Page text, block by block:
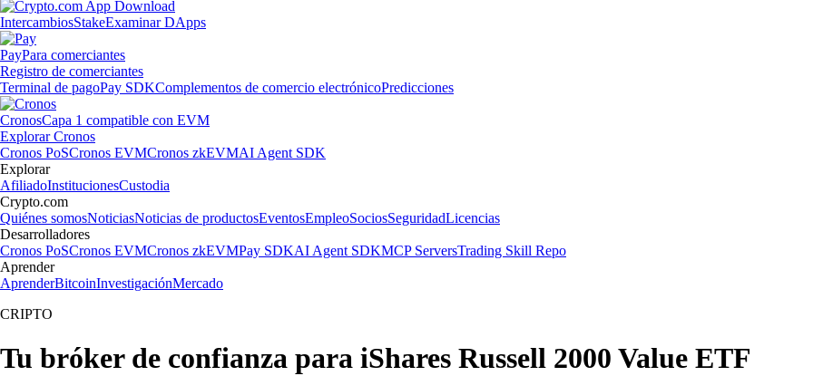
IntercambiosStakeExaminar DApps
PayPara comerciantes
Registro de comerciantes
Terminal de pagoPay SDKComplementos de comercio electrónicoPredicciones
CronosCapa 1 compatible con EVM
Explorar Cronos
Cronos PoSCronos EVMCronos zkEVMAI Agent SDK
Explorar
AfiliadoInstitucionesCustodia
Crypto.com
Quiénes somosNoticiasNoticias de productosEventosEmpleoSociosSeguridadLicencias
Desarrolladores
Cronos PoSCronos EVMCronos zkEVMPay SDKAI Agent SDKMCP ServersTrading Skill Repo
Aprender
AprenderBitcoinInvestigaciónMercado
CRIPTO
Tu bróker de confianza para iShares Russell 2000 Value ETF